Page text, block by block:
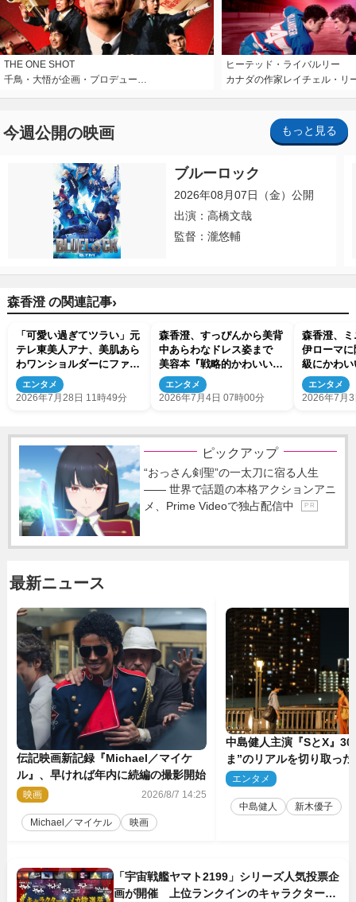
THE ONE SHOT
千鳥・大悟が企画・プロデュー…
ヒーテッド・ライバルリー
カナダの作家レイチェル・リ
今週公開の映画 もっと見る
ブルーロック
2026年08月07日（金）公開
出演：高橋文哉
監督：瀧悠輔
森香澄 の関連記事›
「可愛い過ぎてツラい」元
テレ東美人アナ、美肌あら
わワンショルダーにファン
ほれぼれ
エンタメ
2026年7月28日 11時49分
森香澄、すっぴんから美背
中あらわなドレス姿まで
美容本『戦略的かわいいの
作り方』先行カット解禁
エンタメ
2026年7月4日 07時00分
森香澄、
伊ローマ
級にかわ
エンタメ
2026年7月
ピックアップ
“おっさん剣聖”の一太刀に宿る人生
―― 世界で話題の本格アクションアニ
メ、Prime Videoで独占配信中
P R
最新ニュース
伝記映画新記録『Michael／マイケ
ル』、早ければ年内に続編の撮影開始
映画 2026/8/7 14:25
Michael／マイケル 映画
中島健人主演『SとX』30
ま”のリアルを切り取っ
5点解禁
エンタメ
中島健人 新木優子
「宇宙戦艦ヤマト2199」シリーズ人気投票企
画が開催 上位ランクインのキャラクター＆